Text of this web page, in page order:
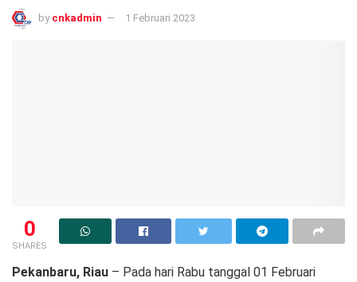
by cnkadmin 1 Februari 2023
0
SHARES
Pekanbaru, Riau – Pada hari Rabu tanggal 01 Februari